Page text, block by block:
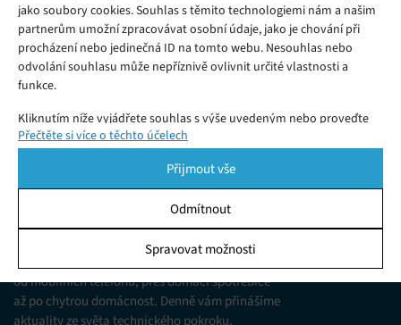
jako soubory cookies. Souhlas s těmito technologiemi nám a našim
partnerům umožní zpracovávat osobní údaje, jako je chování při
procházení nebo jedinečná ID na tomto webu. Nesouhlas nebo
odvolání souhlasu může nepříznivě ovlivnit určité vlastnosti a
funkce.
Kliknutím níže vyjádřete souhlas s výše uvedeným nebo proveďte
podrobnější rozhodnutí. Vaše volby budou použity pouze na tomto
pomocí přepínačů v Zásadách cookies nebo kliknutím na tlačítko
Spravovat souhlas ve spodní části obrazovky.
Ukládání a/nebo přístup k informacím v zařízení, Porozumění
publiku prostřednictvím statistik nebo kombinací údajů z
různých zdrojů.
Přečtěte si více o těchto účelech
Přijmout vše
Odmítnout
Spravovat možnosti
kopíruje velikost klasického kinofilmového políčka, patří mezi
elitu a jsou snem, jehož by většina fotografů chtěla dosáhnout.
Jsme web zajímající se o technologické novinky
od mobilních telefonů, přes domácí spotřebiče
až po chytrou domácnost. Denně vám přinášíme
aktuality ze světa technického pokroku,